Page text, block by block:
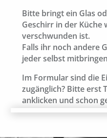
Bitte bringt ein Glas
Geschirr in der Küche
verschwunden ist.
Falls ihr noch andere
jeder selbst
Im Formular sind die
zugänglich? Bitte erst
anklicken und schon